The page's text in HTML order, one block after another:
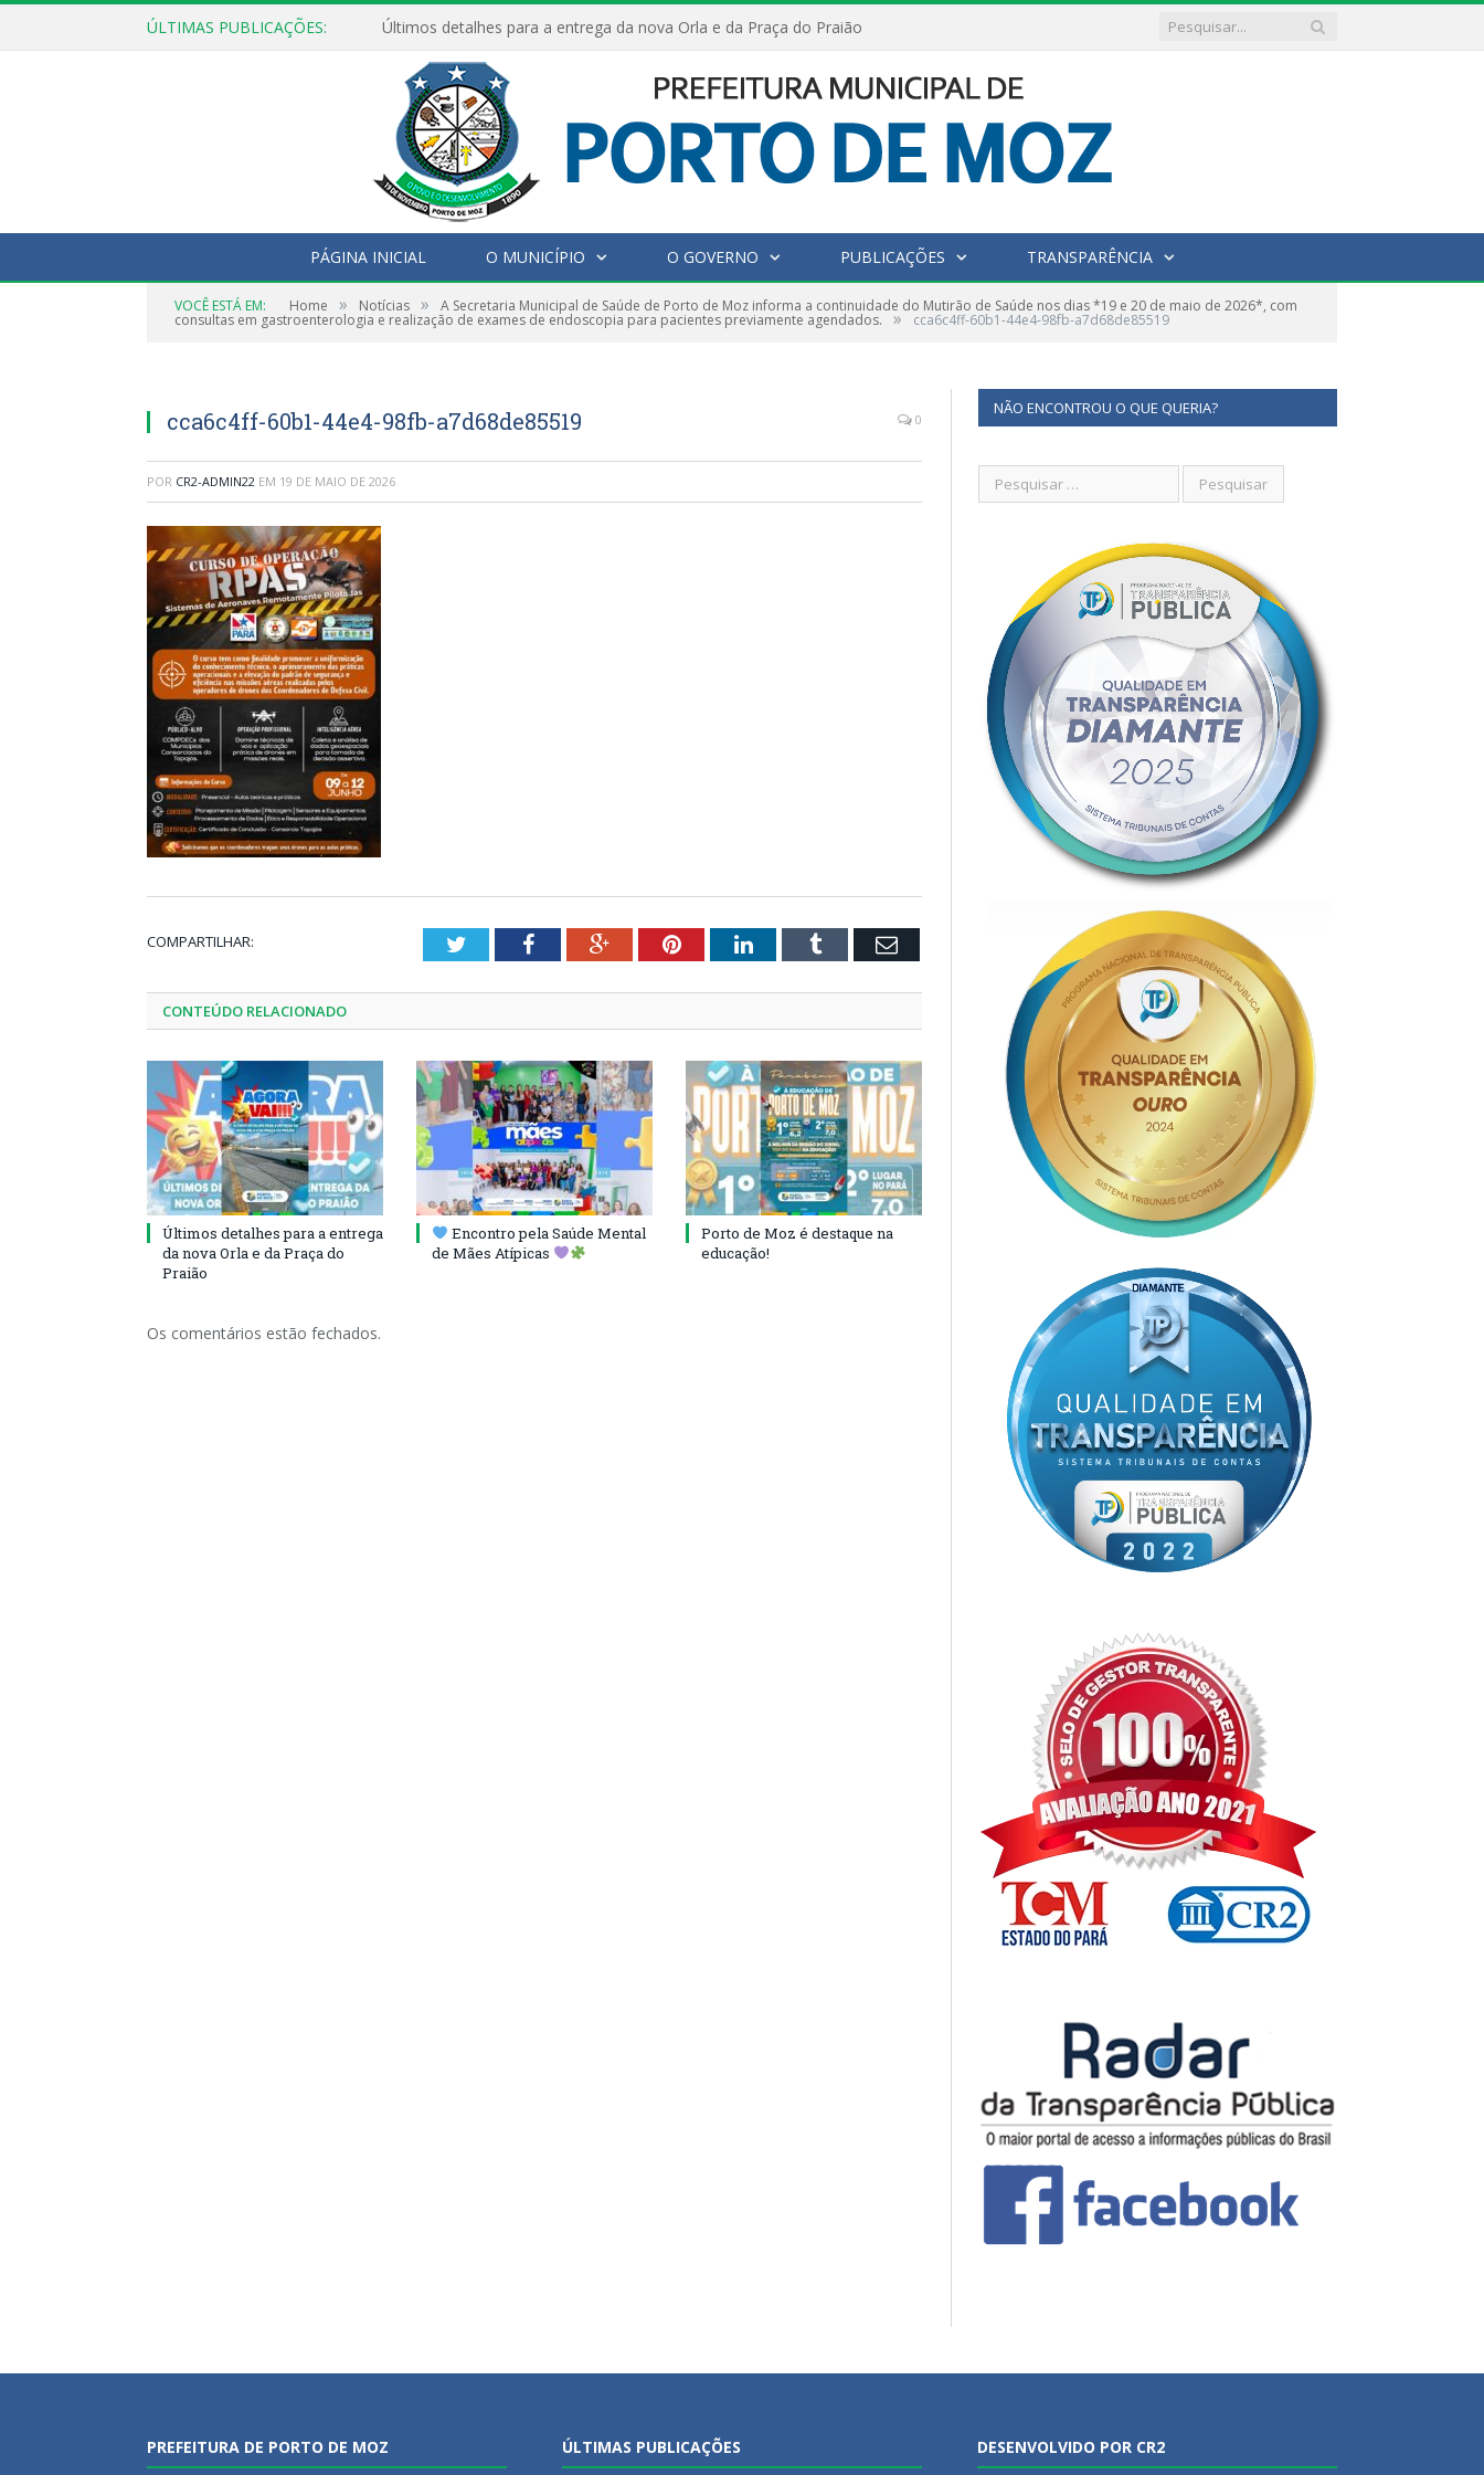
ÚLTIMAS PUBLICAÇÕES: Últimos detalhes para a entrega da nova Orla e da Praça do Praião
PÁGINA INICIAL O MUNICÍPIO O GOVERNO PUBLICAÇÕES TRANSPARÊNCIA
VOCÊ ESTÁ EM: Home » Notícias » A Secretaria Municipal de Saúde de Porto de Moz informa a continuidade do Mutirão de Saúde nos dias *19 e 20 de maio de 2026*, com
consultas em gastroenterologia e realização de exames de endoscopia para pacientes previamente agendados. » cca6c4ff-60b1-44e4-98fb-a7d68de85519
cca6c4ff-60b1-44e4-98fb-a7d68de85519 0
POR CR2-ADMIN22 EM 19 DE MAIO DE 2026
COMPARTILHAR: TwitterFacebookGoogle+PinterestLinkedInTumblr Email
CONTEÚDO RELACIONADO
Últimos detalhes para a entrega
da nova Orla e da Praça do
Praião
Encontro pela Saúde Mental
de Mães Atípicas
Porto de Moz é destaque na
educação!
Os comentários estão fechados.
NÃO ENCONTROU O QUE QUERIA?
PREFEITURA DE PORTO DE MOZ ÚLTIMAS PUBLICAÇÕES DESENVOLVIDO POR CR2